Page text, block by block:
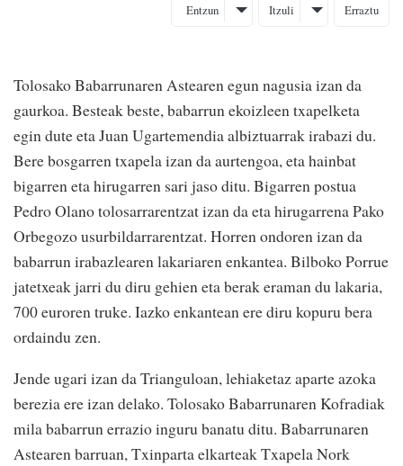
Entzun Itzuli Erraztu
Tolosako Babarrunaren Astearen egun nagusia izan da
gaurkoa. Besteak beste, babarrun ekoizleen txapelketa
egin dute eta Juan Ugartemendia albiztuarrak irabazi du.
Bere bosgarren txapela izan da aurtengoa, eta hainbat
bigarren eta hirugarren sari jaso ditu. Bigarren postua
Pedro Olano tolosarrarentzat izan da eta hirugarrena Pako
Orbegozo usurbildarrarentzat. Horren ondoren izan da
babarrun irabazlearen lakariaren enkantea. Bilboko Porrue
jatetxeak jarri du diru gehien eta berak eraman du lakaria,
700 euroren truke. Iazko enkantean ere diru kopuru bera
ordaindu zen.
Jende ugari izan da Trianguloan, lehiaketaz aparte azoka
berezia ere izan delako. Tolosako Babarrunaren Kofradiak
mila babarrun errazio inguru banatu ditu. Babarrunaren
Astearen barruan, Txinparta elkarteak Txapela Nork